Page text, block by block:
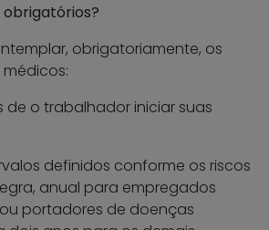
obrigatórios?
obrigatoriamente, os
de o trabalhador iniciar suas
definidos conforme os riscos
anual para empregados
portadores de doenças